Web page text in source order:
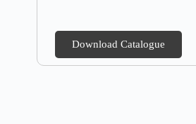
Download Catalogue